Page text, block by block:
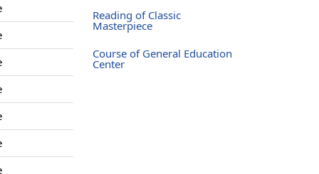
Reading of Classic
Masterpiece
Course of General Education
Center